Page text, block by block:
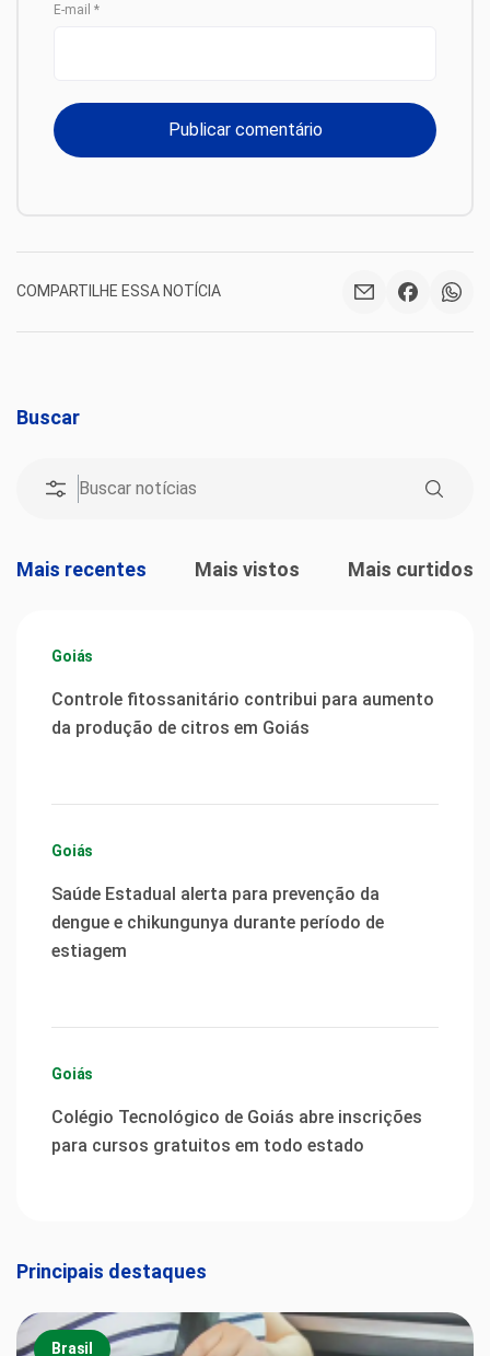
E-mail *
COMPARTILHE ESSA NOTÍCIA
Buscar
Mais recentes Mais vistos Mais curtidos
Goiás
Controle fitossanitário contribui para aumento
da produção de citros em Goiás
Goiás
Saúde Estadual alerta para prevenção da
dengue e chikungunya durante período de
estiagem
Goiás
Colégio Tecnológico de Goiás abre inscrições
para cursos gratuitos em todo estado
Principais destaques
Brasil